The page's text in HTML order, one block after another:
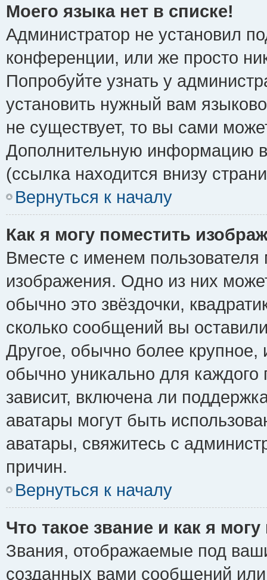
Моего языка нет в списке!
Администратор не установил
конференции, или же просто
Попробуйте узнать у
установить нужный вам
не существует, то вы сами
Дополнительную информацию
(ссылка находится внизу
Вернуться к началу
Как я могу поместить
Вместе с именем пользователя
изображения. Одно из них
обычно это звёздочки,
сколько сообщений вы
Другое, обычно более крупное,
обычно уникально для каждого
зависит, включена ли
аватары могут быть
аватары, свяжитесь с
причин.
Вернуться к началу
Что такое звание и как я
Звания, отображаемые под
созданных вами сообщений